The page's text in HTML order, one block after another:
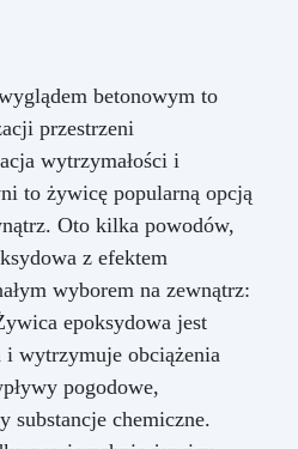
betonowym to
przestrzeni
wytrzymałości i
to żywicę popularną opcją
Oto kilka powodów,
z efektem
wyborem na zewnątrz:
epoksydowa jest
wytrzymuje obciążenia
pogodowe,
substancje chemiczne.